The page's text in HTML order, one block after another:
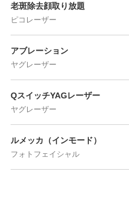
老斑除去顔取り放題
ピコレーザー
アブレーション
ヤグレーザー
QスイッチYAGレーザー
ヤグレーザー
ルメッカ（インモード）
フォトフェイシャル